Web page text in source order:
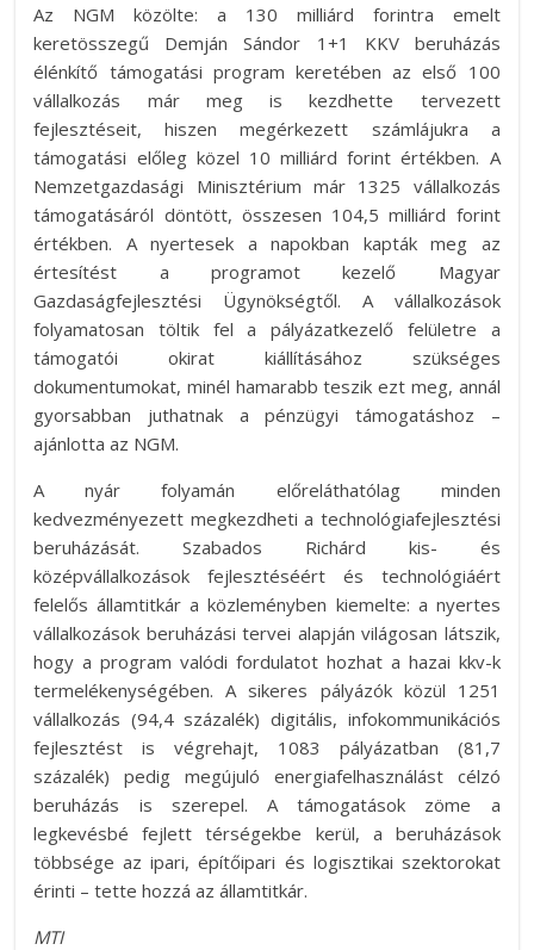
Az NGM közölte: a 130 milliárd forintra emelt
keretösszegű Demján Sándor 1+1 KKV beruházás
élénkítő támogatási program keretében az első 100
vállalkozás már meg is kezdhette tervezett
fejlesztéseit, hiszen megérkezett számlájukra a
támogatási előleg közel 10 milliárd forint értékben. A
Nemzetgazdasági Minisztérium már 1325 vállalkozás
támogatásáról döntött, összesen 104,5 milliárd forint
értékben. A nyertesek a napokban kapták meg az
értesítést a programot kezelő Magyar
Gazdaságfejlesztési Ügynökségtől. A vállalkozások
folyamatosan töltik fel a pályázatkezelő felületre a
támogatói okirat kiállításához szükséges
dokumentumokat, minél hamarabb teszik ezt meg, annál
gyorsabban juthatnak a pénzügyi támogatáshoz –
ajánlotta az NGM.
A nyár folyamán előreláthatólag minden
kedvezményezett megkezdheti a technológiafejlesztési
beruházását. Szabados Richárd kis- és
középvállalkozások fejlesztéséért és technológiáért
felelős államtitkár a közleményben kiemelte: a nyertes
vállalkozások beruházási tervei alapján világosan látszik,
hogy a program valódi fordulatot hozhat a hazai kkv-k
termelékenységében. A sikeres pályázók közül 1251
vállalkozás (94,4 százalék) digitális, infokommunikációs
fejlesztést is végrehajt, 1083 pályázatban (81,7
százalék) pedig megújuló energiafelhasználást célzó
beruházás is szerepel. A támogatások zöme a
legkevésbé fejlett térségekbe kerül, a beruházások
többsége az ipari, építőipari és logisztikai szektorokat
érinti – tette hozzá az államtitkár.
MTI